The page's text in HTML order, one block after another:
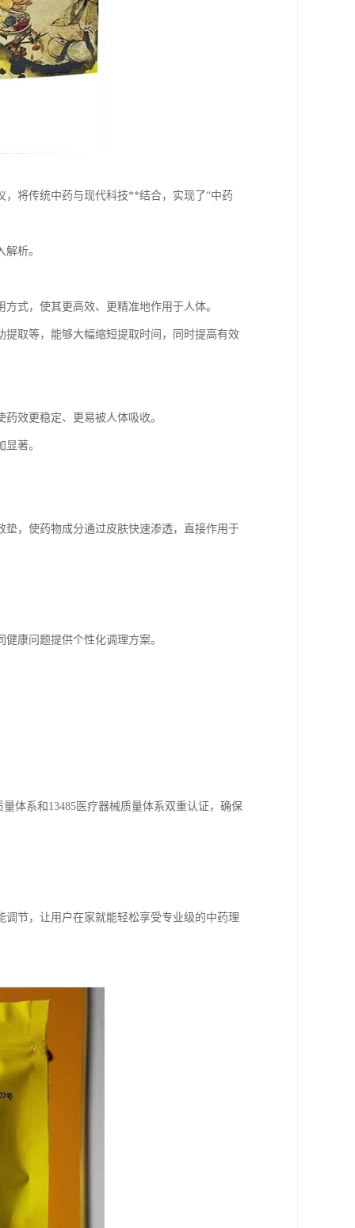
将传统中药与现代科技**结合，实现了“中药
析。
式，使其更高效、更精准地作用于人体。
取等，能够大幅缩短提取时间，同时提高有效
效更稳定、更易被人体吸收。
著。
，使药物成分通过皮肤快速渗透，直接作用于
康问题提供个性化调理方案。
体系和13485医疗器械质量体系双重认证，确保
节，让用户在家就能轻松享受专业级的中药理